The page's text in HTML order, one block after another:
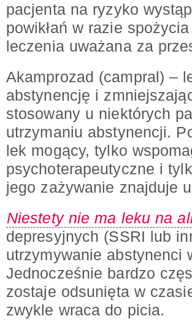
pacjenta na ryzyko
powikłań w razie
leczenia uważana za
Akamprozad (campral) –
abstynencję i
stosowany u niektórych
utrzymaniu abstynencji.
lek mogący, tylko
psychoterapeutyczne i
jego zażywanie znajduje
Niestety nie ma leku na
depresyjnych (SSRI lub
utrzymywanie abstynenci
Jednocześnie bardzo
zostaje odsunięta w
zwykle wraca do picia.